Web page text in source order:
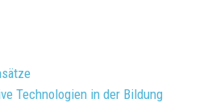
Technologien in der Bildung